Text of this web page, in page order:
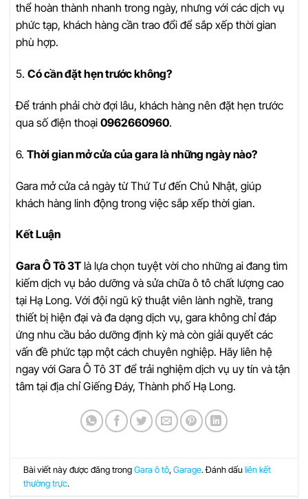
thể hoàn thành nhanh trong ngày, nhưng với các dịch vụ
phức tạp, khách hàng cần trao đổi để sắp xếp thời gian
phù hợp.
5. Có cần đặt hẹn trước không?
Để tránh phải chờ đợi lâu, khách hàng nên đặt hẹn trước
qua số điện thoại 0962660960.
6. Thời gian mở cửa của gara là những ngày nào?
Gara mở cửa cả ngày từ Thứ Tư đến Chủ Nhật, giúp
khách hàng linh động trong việc sắp xếp thời gian.
Kết Luận
Gara Ô Tô 3T là lựa chọn tuyệt vời cho những ai đang tìm
kiếm dịch vụ bảo dưỡng và sửa chữa ô tô chất lượng cao
tại Hạ Long. Với đội ngũ kỹ thuật viên lành nghề, trang
thiết bị hiện đại và đa dạng dịch vụ, gara không chỉ đáp
ứng nhu cầu bảo dưỡng định kỳ mà còn giải quyết các
vấn đề phức tạp một cách chuyên nghiệp. Hãy liên hệ
ngay với Gara Ô Tô 3T để trải nghiệm dịch vụ uy tín và tận
tâm tại địa chỉ Giếng Đáy, Thành phố Hạ Long.
Bài viết này được đăng trongGara ô tô,Garage. Đánh dấuliên kết
thường trực.